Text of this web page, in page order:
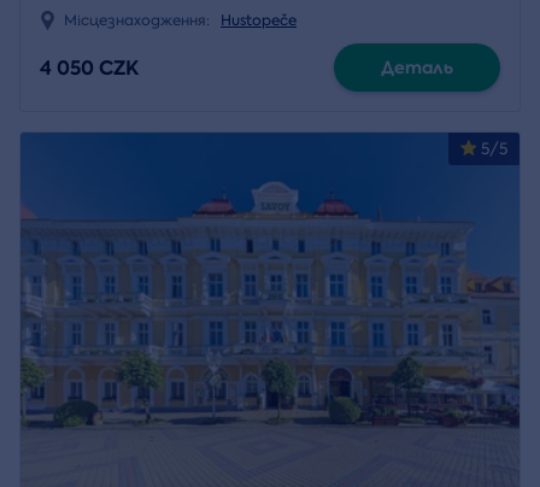
Місцезнаходження: Hustopeče
4 050 CZK Деталь
5/5